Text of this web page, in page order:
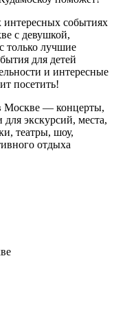
событиях
с девушкой,
только лучшие
для детей
и интересные
посетить!
Москве — концерты,
экскурсий, места,
театры, шоу,
отдыха